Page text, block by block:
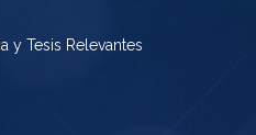
y Tesis Relevantes